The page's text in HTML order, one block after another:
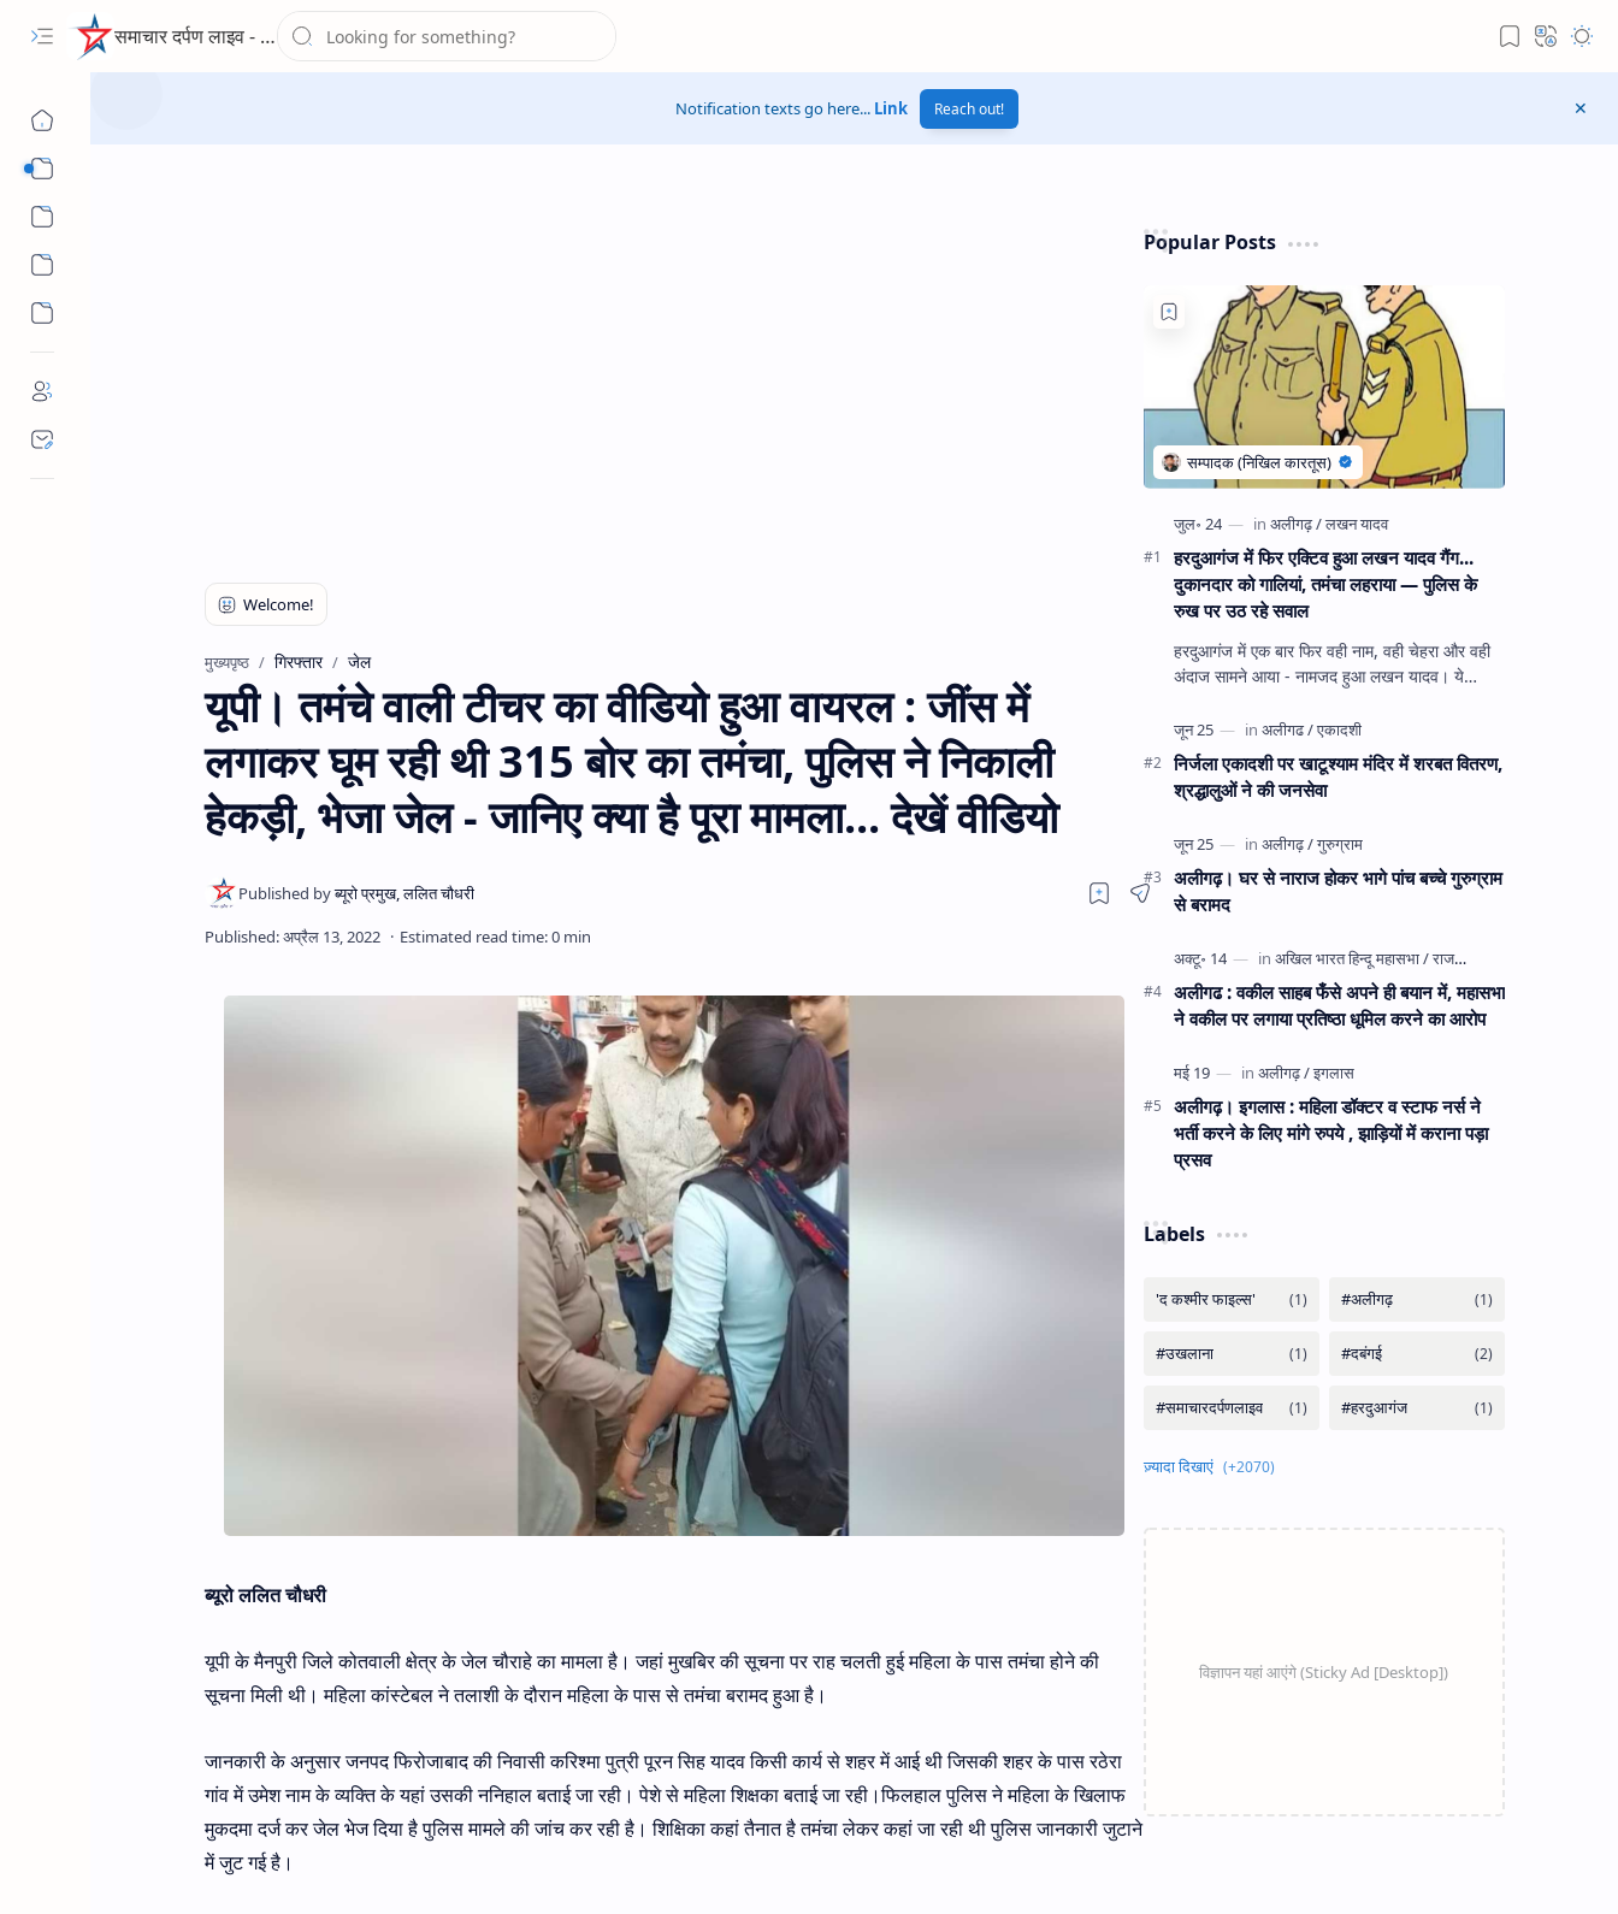
समाचार दर्पण लाइव - द न्यूज पोर्टल
Notification texts go here... Link Reach out!
मुख्यपृष्ठ गिरफ्तार जेल
यूपी। तमंचे वाली टीचर का वीडियो हुआ वायरल : जींस में
लगाकर घूम रही थी 315 बोर का तमंचा, पुलिस ने निकाली
हेकड़ी, भेजा जेल - जानिए क्या है पूरा मामला... देखें वीडियो
ब्यूरो ललित चौधरी
यूपी के मैनपुरी जिले कोतवाली क्षेत्र के जेल चौराहे का मामला है। जहां मुखबिर की सूचना पर राह चलती हुई महिला के पास तमंचा होने की
सूचना मिली थी। महिला कांस्टेबल ने तलाशी के दौरान महिला के पास से तमंचा बरामद हुआ है।
जानकारी के अनुसार जनपद फिरोजाबाद की निवासी करिश्मा पुत्री पूरन सिह यादव किसी कार्य से शहर में आई थी जिसकी शहर के पास रठेरा
गांव में उमेश नाम के व्यक्ति के यहां उसकी ननिहाल बताई जा रही। पेशे से महिला शिक्षका बताई जा रही।फिलहाल पुलिस ने महिला के खिलाफ
मुकदमा दर्ज कर जेल भेज दिया है पुलिस मामले की जांच कर रही है। शिक्षिका कहां तैनात है तमंचा लेकर कहां जा रही थी पुलिस जानकारी जुटाने
में जुट गई है।
Popular Posts
हरदुआगंज में फिर एक्टिव हुआ लखन यादव गैंग...
दुकानदार को गालियां, तमंचा लहराया — पुलिस के
रुख पर उठ रहे सवाल
हरदुआगंज में एक बार फिर वही नाम, वही चेहरा और वही
अंदाज सामने आया - नामजद हुआ लखन यादव। ये
घंटे हव…
निर्जला एकादशी पर खाटूश्याम मंदिर में शरबत वितरण,
श्रद्धालुओं ने की जनसेवा
अलीगढ़। घर से नाराज होकर भागे पांच बच्चे गुरुग्राम
से बरामद
अलीगढ : वकील साहब फँसे अपने ही बयान में, महासभा
ने वकील पर लगाया प्रतिष्ठा धूमिल करने का आरोप
अलीगढ़। इगलास : महिला डॉक्टर व स्टाफ नर्स ने
भर्ती करने के लिए मांगे रुपये , झाड़ियों में कराना पड़ा
प्रसव
Labels